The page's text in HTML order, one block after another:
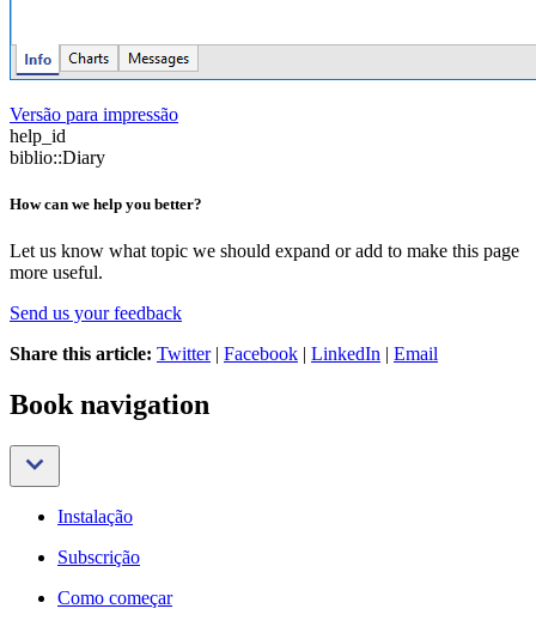
Versão para impressão
help_id
biblio::Diary
How can we help you better?
Let us know what topic we should expand or add to make this page
more useful.
Send us your feedback
Share this article: Twitter| Facebook | LinkedIn | Email
Book navigation
Instalação
Subscrição
Como começar